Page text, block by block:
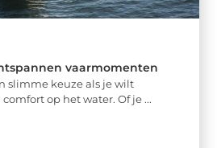
vaarmomenten
slimme keuze als je wilt
op het water. Of je ...